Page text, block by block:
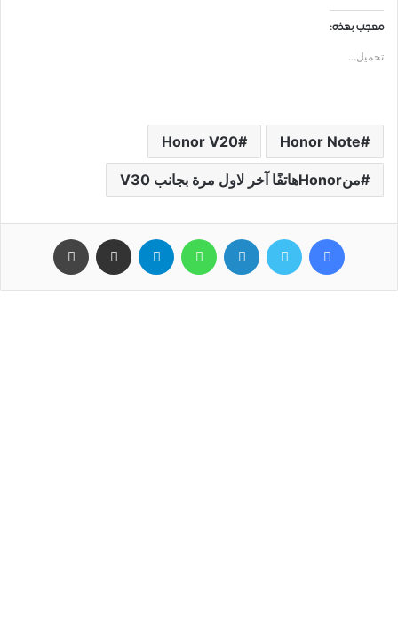
معجب بهذه:
تحميل...
Honor Note
Honor V20
منHonorهاتفًا آخر لاول مرة بجانب V30
فيسبوك تويتر لينكدإن واتساب تيلقرام مشاركة عبر البريد